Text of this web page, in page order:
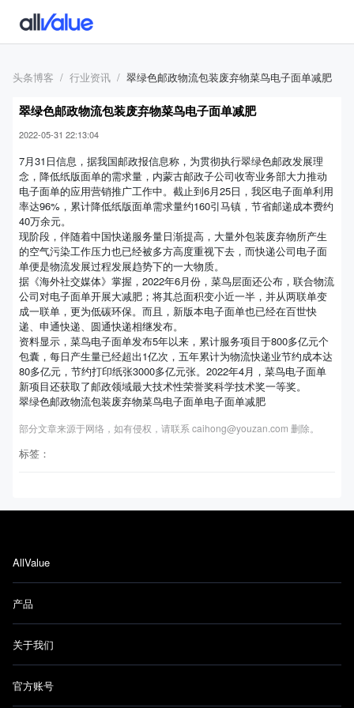
头条博客 行业资讯 翠绿色邮政物流包装废弃物菜鸟电子面单减肥
翠绿色邮政物流包装废弃物菜鸟电子面单减肥
2022-05-31 22:13:04
7月31日信息，据我国邮政报信息称，为贯彻执行翠绿色邮政发展理
念，降低纸版面单的需求量，内蒙古邮政子公司收寄业务部大力推动
电子面单的应用营销推广工作中。截止到6月25日，我区电子面单利用
率达96%，累计降低纸版面单需求量约160引马镇，节省邮递成本费约
40万余元。
现阶段，伴随着中国快递服务量日渐提高，大量外包装废弃物所产生
的空气污染工作压力也已经被多方高度重视下去，而快递公司电子面
单便是物流发展过程发展趋势下的一大物质。
据《海外社交媒体》掌握，2022年6月份，菜鸟层面还公布，联合物流
公司对电子面单开展大减肥；将其总面积变小近一半，并从两联单变
成一联单，更为低碳环保。而且，新版本电子面单也已经在百世快
递、申通快递、圆通快递相继发布。
资料显示，菜鸟电子面单发布5年以来，累计服务项目于800多亿元个
包囊，每日产生量已经超出1亿次，五年累计为物流快递业节约成本达
80多亿元，节约打印纸张3000多亿元张。2022年4月，菜鸟电子面单
新项目还获取了邮政领域最大技术性荣誉奖科学技术奖一等奖。
翠绿色邮政物流包装废弃物菜鸟电子面单电子面单减肥
部分文章来源于网络，如有侵权，请联系 caihong@youzan.com 删除。
标签：
AllValue
产品
关于我们
官方账号